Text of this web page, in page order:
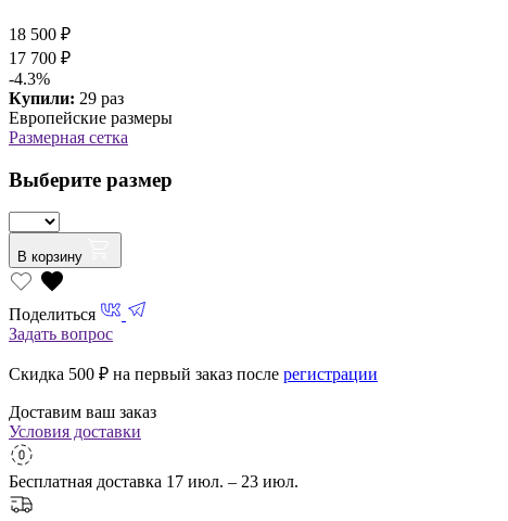
18 500 ₽
17 700 ₽
-4.3%
Купили: 29 раз
Европейские размеры
Размерная сетка
Выберите размер
В корзину
Поделиться
Задать вопрос
Скидка 500 ₽ на первый заказ после регистрации
Доставим ваш заказ
Условия доставки
Бесплатная доставка 17 июл. – 23 июл.